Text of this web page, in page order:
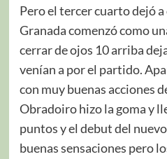
Pero el tercer cuarto dejó
Granada comenzó como
cerrar de ojos 10 arriba
venían a por el partido.
con muy buenas acciones
Obradoiro hizo la goma y
puntos y el debut del
buenas sensaciones pero